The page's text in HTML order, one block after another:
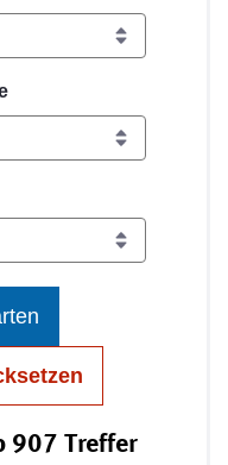
907 Treffer